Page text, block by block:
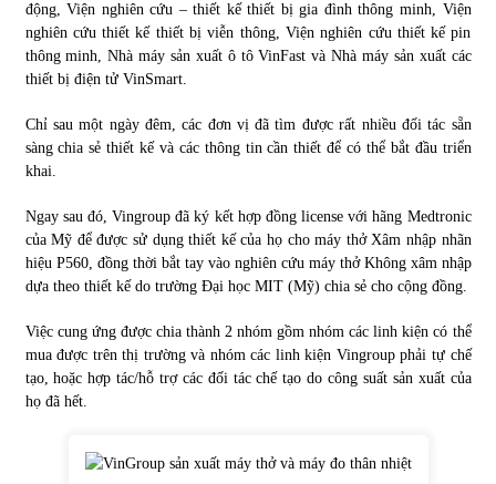
Tiền gửi vào ngân hàng tiếp tục tăng mạnh
31/05/2022
S&P Ratings cập nhật xếp hạng tín nhiệm của
Chứng khoán ngày 30/5/2022: Top 10 cổ phiếu nổi bật
31/05/2022
Phân tích giá tiền điện tử sau ngày thị trường lập kỷ lục
vốn hóa
13/10/2021
động, Viện nghiên cứu – thiết kế thiết bị gia đình thông minh, Viện
nghiên cứu thiết kế thiết bị viễn thông, Viện nghiên cứu thiết kế pin
thông minh, Nhà máy sản xuất ô tô VinFast và Nhà máy sản xuất các
thiết bị điện tử VinSmart.
Chỉ sau một ngày đêm, các đơn vị đã tìm được rất nhiều đối tác sẵn
sàng chia sẻ thiết kế và các thông tin cần thiết để có thể bắt đầu triển
khai.
Ngay sau đó, Vingroup đã ký kết hợp đồng license với hãng Medtronic
của Mỹ để được sử dụng thiết kế của họ cho máy thở Xâm nhập nhãn
hiệu P560, đồng thời bắt tay vào nghiên cứu máy thở Không xâm nhập
dựa theo thiết kế do trường Đại học MIT (Mỹ) chia sẻ cho cộng đồng.
Việc cung ứng được chia thành 2 nhóm gồm nhóm các linh kiện có thể
mua được trên thị trường và nhóm các linh kiện Vingroup phải tự chế
tạo, hoặc hợp tác/hỗ trợ các đối tác chế tạo do công suất sản xuất của
họ đã hết.